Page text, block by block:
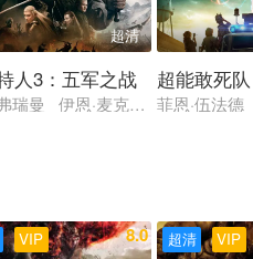
克莱恩 维果·莫腾森 奥兰多·
超清
人3：五军之战
瑞曼 伊恩·麦克莱恩 理查德·
超能敢死队
菲恩·伍法
VIP 8.0 VIP
超清